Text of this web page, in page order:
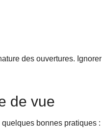
des ouvertures. Ignorer
de vue
bonnes pratiques :